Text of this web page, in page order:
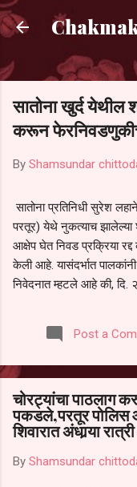
सातोना खुर्द येथील
करून
By Shamsundar
सातोना प्रतिनिधी सुरेश
परतूर) येथे नुकत्याच झालेल्या
आक्षेप घेत निवड प्रक्रिया
केली आहे. यासंदर्भात
निवेदनात म्हटले आहे की, दि.
पालकांना देण्यात आली
नाहीत. तसेच सर्व पालकांना
करण्यात यावी आणि सर्व
फेरनिवडणूक घेण्यात यावी,
जिल्हा शिक्षण अधिकारी
परतूर यांनाही पाठविण्यात
पालकांचे लक्ष लागले आहे.
Post a
चोरट्यांचा पाठलाग
पकडले,परतूर पोलिस
शिवारात अंधार्‍या
By Shamsundar